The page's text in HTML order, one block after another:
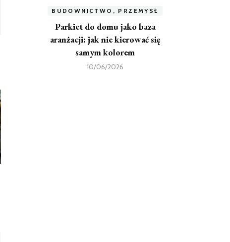
BUDOWNICTWO, PRZEMYSŁ
Parkiet do domu jako baza
aranżacji: jak nie kierować się
samym kolorem
10/06/2026